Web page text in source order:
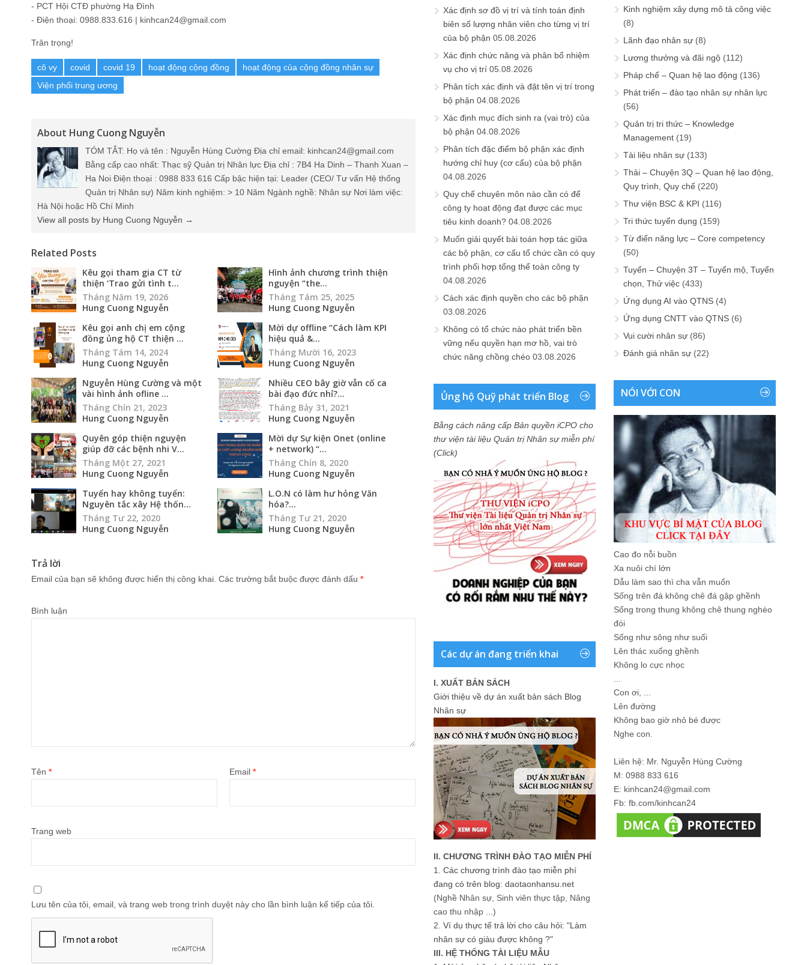
- PCT Hội CTĐ phường Hạ Đình
- Điện thoại: 0988.833.616 | kinhcan24@gmail.com
Trân trọng!
cô vy covid covid 19 hoạt động cộng đồng
hoạt động của cộng đồng nhân sự
Viện phổi trung ương
About Hung Cuong Nguyễn
TÓM TẮT: Họ và tên : Nguyễn Hùng Cường Địa chỉ email: kinhcan24@gmail.com
Bằng cấp cao nhất: Thạc sỹ Quản trị Nhân lực Địa chỉ : 7B4 Ha Dinh – Thanh Xuan –
Ha Noi Điện thoại : 0988 833 616 Cấp bậc hiện tại: Leader (CEO/ Tư vấn Hệ thống
Quản trị Nhân sự) Năm kinh nghiệm: > 10 Năm Ngành nghề: Nhân sự Nơi làm việc:
Hà Nội hoặc Hồ Chí Minh
View all posts by Hung Cuong Nguyễn →
Related Posts
Kêu gọi tham gia CT từ
thiện ‘Trao gửi tình t...
Tháng Năm 19, 2026
Hung Cuong Nguyễn
Hình ảnh chương trình thiện
nguyện “the...
Tháng Tám 25, 2025
Hung Cuong Nguyễn
Kêu gọi anh chị em cộng
đồng ủng hộ CT thiện ...
Tháng Tám 14, 2024
Hung Cuong Nguyễn
Mời dự offline “Cách làm KPI
hiệu quả &...
Tháng Mười 16, 2023
Hung Cuong Nguyễn
Nguyễn Hùng Cường và một
vài hình ảnh ofline ...
Tháng Chín 21, 2023
Hung Cuong Nguyễn
Nhiều CEO bây giờ vẫn cố ca
bài đạo đức nhỉ?...
Tháng Bảy 31, 2021
Hung Cuong Nguyễn
Quyên góp thiện nguyện
giúp đỡ các bệnh nhi V...
Tháng Một 27, 2021
Hung Cuong Nguyễn
Mời dự Sự kiện Onet (online
+ network) “...
Tháng Chín 8, 2020
Hung Cuong Nguyễn
Tuyển hay không tuyển:
Nguyên tắc xây Hệ thốn...
Tháng Tư 22, 2020
Hung Cuong Nguyễn
L.O.N có làm hư hỏng Văn
hóa?...
Tháng Tư 21, 2020
Hung Cuong Nguyễn
Trả lời
Email của bạn sẽ không được hiển thị công khai. Các trường bắt buộc được đánh dấu *
Bình luận
Tên * Email *
Trang web
Lưu tên của tôi, email, và trang web trong trình duyệt này cho lần bình luận kế tiếp của tôi.
Xác định sơ đồ vị trí và tính toán định
biên số lượng nhân viên cho từng vị trí
của bộ phận 05.08.2026
Xác định chức năng và phân bổ nhiệm
vụ cho vị trí 05.08.2026
Phân tích xác định và đặt tên vị trí trong
bộ phận 04.08.2026
Xác định mục đích sinh ra (vai trò) của
bộ phận 04.08.2026
Phân tích đặc điểm bộ phận xác định
hướng chỉ huy (cơ cấu) của bộ phận
04.08.2026
Quy chế chuyên môn nào cần có để
công ty hoạt động đạt được các mục
tiêu kinh doanh? 04.08.2026
Muốn giải quyết bài toán hợp tác giữa
các bộ phận, cơ cấu tổ chức cần có quy
trình phối hợp tổng thể toàn công ty
04.08.2026
Cách xác định quyền cho các bộ phận
03.08.2026
Không có tổ chức nào phát triển bền
vững nếu quyền hạn mơ hồ, vai trò
chức năng chồng chéo 03.08.2026
Ủng hộ Quỹ phát triển Blog
Bằng cách nâng cấp Bản quyền iCPO cho
thư viện tài liệu Quản trị Nhân sự miễn phí
(Click)
Các dự án đang triển khai
I. XUẤT BẢN SÁCH
Giới thiệu về dự án xuất bản sách Blog
Nhân sự
II. CHƯƠNG TRÌNH ĐÀO TẠO MIỄN PHÍ
1. Các chương trình đào tạo miễn phí
đang có trên blog: daotaonhansu.net
(Nghề Nhân sự, Sinh viên thực tập, Nâng
cao thu nhập ...)
2. Ví dụ thực tế trả lời cho câu hỏi: "Làm
nhân sự có giàu được không ?"
III. HỆ THỐNG TÀI LIỆU MẪU
Kinh nghiệm xây dựng mô tả công việc
(8)
Lãnh đạo nhân sự (8)
Lương thưởng và đãi ngộ (112)
Pháp chế – Quan hệ lao động (136)
Phát triển – đào tạo nhân sự nhân lực
(56)
Quản trị tri thức – Knowledge
Management (19)
Tài liệu nhân sự (133)
Thải – Chuyện 3Q – Quan hệ lao động,
Quy trình, Quy chế (220)
Thư viện BSC & KPI (116)
Tri thức tuyển dụng (159)
Từ điển năng lực – Core competency
(50)
Tuyển – Chuyện 3T – Tuyển mộ, Tuyển
chọn, Thử việc (433)
Ứng dụng AI vào QTNS (4)
Ứng dụng CNTT vào QTNS (6)
Vui cười nhân sự (86)
Đánh giá nhân sự (22)
NÓI VỚI CON
Cao đo nỗi buồn
Xa nuôi chí lớn
Dẫu làm sao thì cha vẫn muốn
Sống trên đá không chê đá gập ghềnh
Sống trong thung không chê thung nghèo
đói
Sống như sông như suối
Lên thác xuống ghềnh
Không lo cực nhọc
Con ơi, ...
Lên đường
Không bao giờ nhỏ bé được
Nghe con.
Liên hệ: Mr. Nguyễn Hùng Cường
M: 0988 833 616
E: kinhcan24@gmail.com
Fb: fb.com/kinhcan24